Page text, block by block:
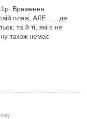
Враження
пляж, АЛЕ.......де
та й ті, які є не
також немає